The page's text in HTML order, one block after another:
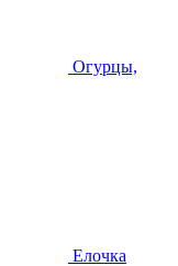
Огурцы,
Елочка